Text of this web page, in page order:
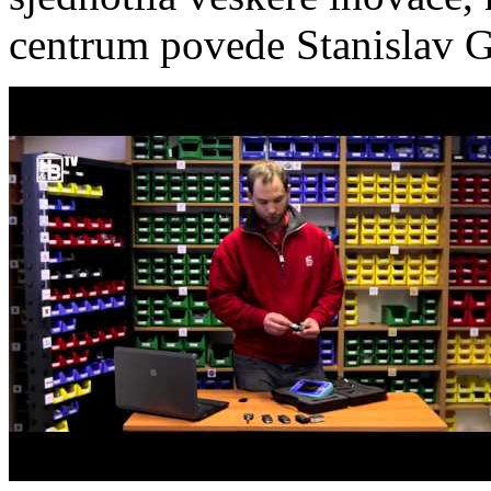
centrum povede Stanislav